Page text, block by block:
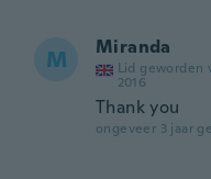
M Miranda
Lid geworden
2016
Thank you
ongeveer 3 jaar